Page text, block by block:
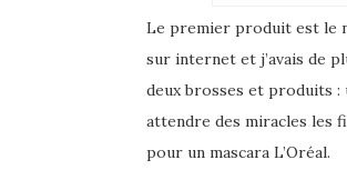
Le premier produit est le
sur internet et j’avais de
deux brosses et produits :
attendre des miracles les
pour un mascara L’Oréal.